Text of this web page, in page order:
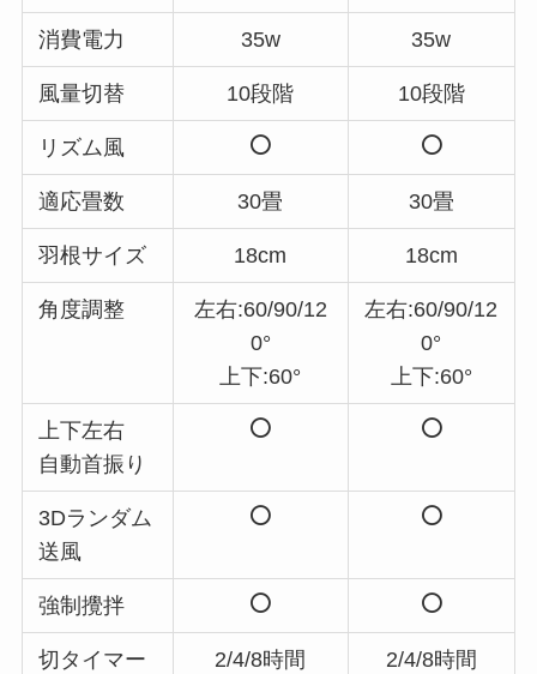
消費電力 35w 35w
風量切替 10段階 10段階
リズム風
適応畳数 30畳 30畳
羽根サイズ 18cm 18cm
角度調整
左右:60/90/12
0°
上下:60°
左右:60/90/12
0°
上下:60°
上下左右
自動首振り
3Dランダム
送風
強制攪拌
切タイマー 2/4/8時間 2/4/8時間